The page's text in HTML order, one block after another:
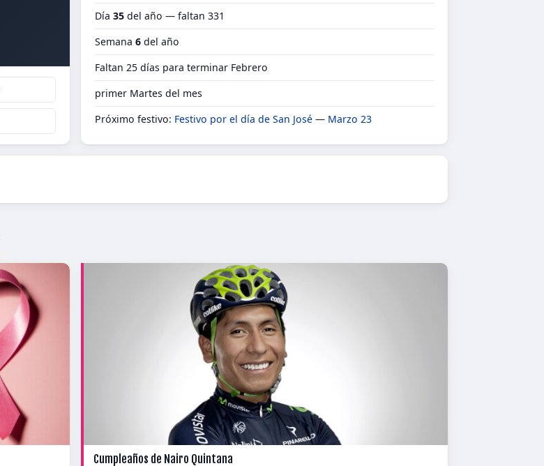
Día 35 del año — faltan 331
Semana 6 del año
Faltan 25 días para terminar Febrero
primer Martes del mes
Próximo festivo: Festivo por el día de San José — Marzo 23
Cumpleaños de Nairo Quintana